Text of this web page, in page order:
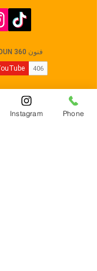
Instagram Phone